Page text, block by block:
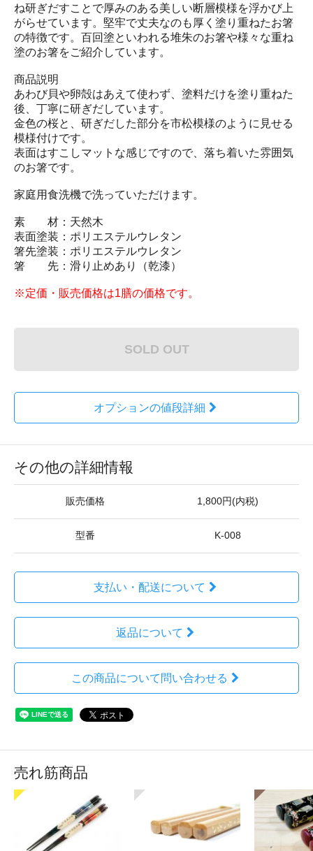
ね研ぎだすことで厚みのある美しい断層模様を浮かび上
がらせています。堅牢で丈夫なのも厚く塗り重ねたお箸
の特徴です。百回塗といわれる堆朱のお箸や様々な重ね
塗のお箸をご紹介しています。
商品説明
あわび貝や卵殻はあえて使わず、塗料だけを塗り重ねた
後、丁寧に研ぎだしています。
金色の桜と、研ぎだした部分を市松模様のように見せる
模様付けです。
表面はすこしマットな感じですので、落ち着いた雰囲気
のお箸です。
家庭用食洗機で洗っていただけます。
素 材：天然木
表面塗装：ポリエステルウレタン
箸先塗装：ポリエステルウレタン
箸 先：滑り止めあり（乾漆）
※定価・販売価格は1膳の価格です。
SOLD OUT
オプションの値段詳細
その他の詳細情報
販売価格 1,800円(内税)
型番 K-008
支払い・配送について
返品について
この商品について問い合わせる
売れ筋商品